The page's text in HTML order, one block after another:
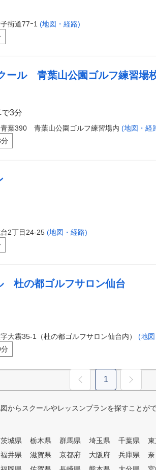
街道77ｰ1 (地図・経路)
ール 青葉山公園ゴルフ練習場
3分
葉390 青葉山公園ゴルフ練習場内 (地図・経
2丁目24-25 (地図・経路)
杜の都ゴルフサロン仙台
大霧35-1（杜の都ゴルフサロン仙台内） (地
1
からスクールやレッスンプランを探すことが
茨城県 栃木県 群馬県 埼玉県 千葉県
福井県 滋賀県 京都府 大阪府 兵庫県